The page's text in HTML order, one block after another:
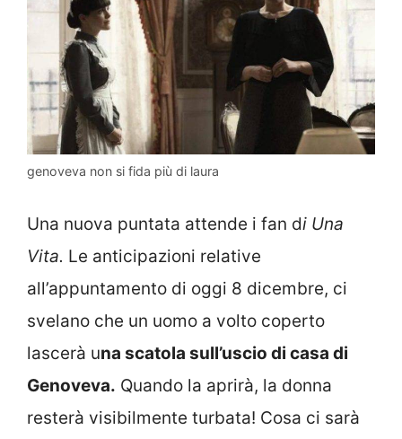
genoveva non si fida più di laura
Una nuova puntata attende i fan di Una
Vita. Le anticipazioni relative
all’appuntamento di oggi 8 dicembre, ci
svelano che un uomo a volto coperto
lascerà una scatola sull’uscio di casa di
Genoveva. Quando la aprirà, la donna
resterà visibilmente turbata! Cosa ci sarà